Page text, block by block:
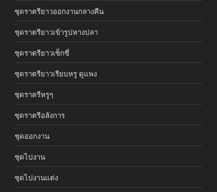
ชุดราตรียาวออกงานกลางคืน
ชุดราตรียาวเข้ารูปหางปลา
ชุดราตรียาวเซ็กซี่
ชุดราตรียาวเรียบหรู ดูแพง
ชุดราตรีหรูๆ
ชุดราตรีอลังการ
ชุดออกงาน
ชุดไปงาน
ชุดไปงานแต่ง